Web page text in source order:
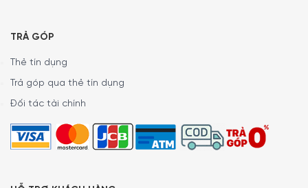
TRẢ GÓP
Thẻ tín dụng
Trả góp qua thẻ tín dụng
Đối tác tài chính